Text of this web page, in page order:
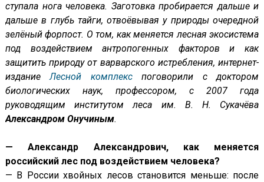
ступала нога человека. Заготовка пробирается дальше и
дальше в глубь тайги, отвоёвывая у природы очередной
зелёный форпост. О том, как меняется лесная экосистема
под воздействием антропогенных факторов и как
защитить природу от варварского истребления, интернет-
изданиеЛесной комплекспоговорили с доктором
биологических наук, профессором, с 2007 года
руководящим институтом леса им. В. Н. Сукачёва
Александром Онучиным.
— Александр Александрович, как меняется
российский лес под воздействием человека?
— В России хвойных лесов становится меньше: после